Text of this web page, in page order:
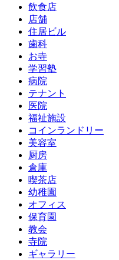
飲食店
店舗
住居ビル
歯科
お寺
学習塾
病院
テナント
医院
福祉施設
コインランドリー
美容室
厨房
倉庫
喫茶店
幼稚園
オフィス
保育園
教会
寺院
ギャラリー